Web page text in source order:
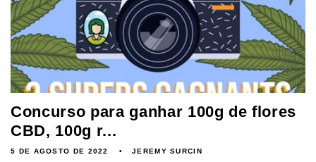
Concurso para ganhar 100g de flores
CBD, 100g r...
5 DE AGOSTO DE 2022 JEREMY SURCIN